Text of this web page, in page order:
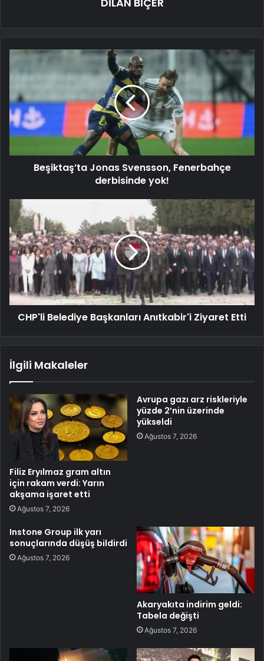
Beşiktaş’ta Jonas Svensson, Fenerbahçe
derbisinde yok!
CHP'li Belediye Başkanları Anıtkabir'i Ziyaret Etti
İlgili Makaleler
Filiz Eryılmaz gram altın
için rakam verdi: Yarın
akşama işaret etti
Ağustos 7, 2026
Avrupa gazı arz riskleriyle
yüzde 2’nin üzerinde
yükseldi
Ağustos 7, 2026
Instone Group ilk yarı
sonuçlarında düşüş bildirdi
Ağustos 7, 2026
Akaryakıta indirim geldi:
Tabela değişti
Ağustos 7, 2026